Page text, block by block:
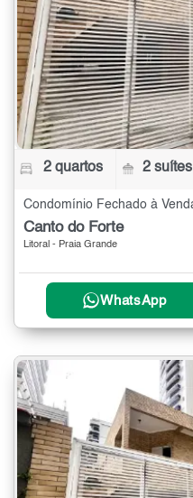
2 quartos 2 suítes
Canto do Forte
Litoral - Praia Grande
WhatsApp